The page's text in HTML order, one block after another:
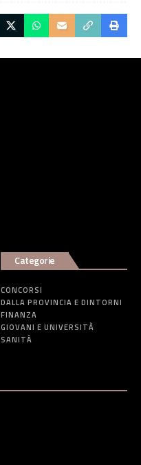
Categorie
CONCORSI
DALLA PROVINCIA E DINTORNI
FINANZA
GIOVANI E UNIVERSITÀ
SANITÀ